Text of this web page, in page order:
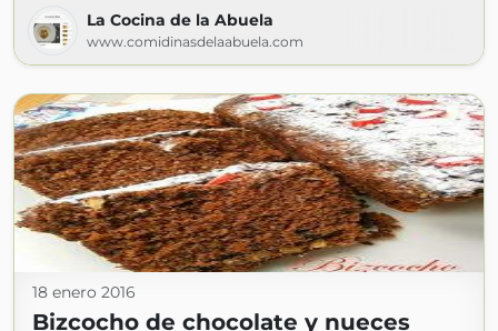
La Cocina de la Abuela
www.comidinasdelaabuela.com
18 enero 2016
Bizcocho de chocolate y nueces